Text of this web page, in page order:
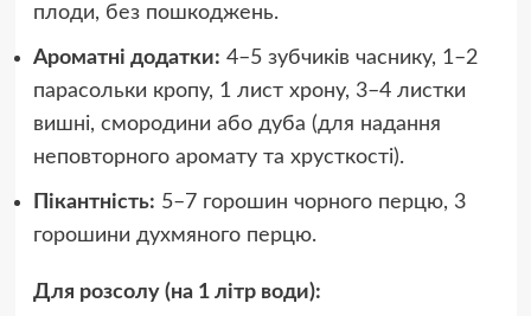
плоди, без пошкоджень.
Ароматні додатки: 4–5 зубчиків часнику, 1–2
парасольки кропу, 1 лист хрону, 3–4 листки
вишні, смородини або дуба (для надання
неповторного аромату та хрусткості).
Пікантність: 5–7 горошин чорного перцю, 3
горошини духмяного перцю.
Для розсолу (на 1 літр води):